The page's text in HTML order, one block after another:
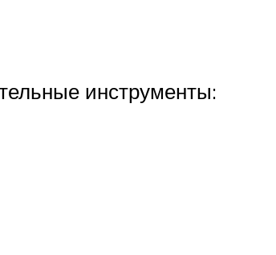
инструменты: